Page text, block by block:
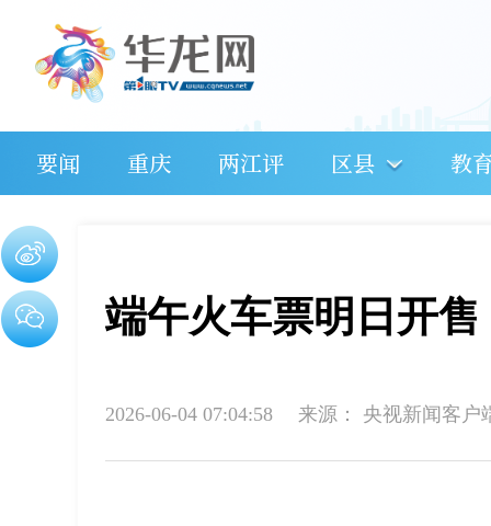
要闻 重庆 两江评 区县 教
端午火车票明日开
2026-06-04 07:04:58 来源： 央视新闻客户